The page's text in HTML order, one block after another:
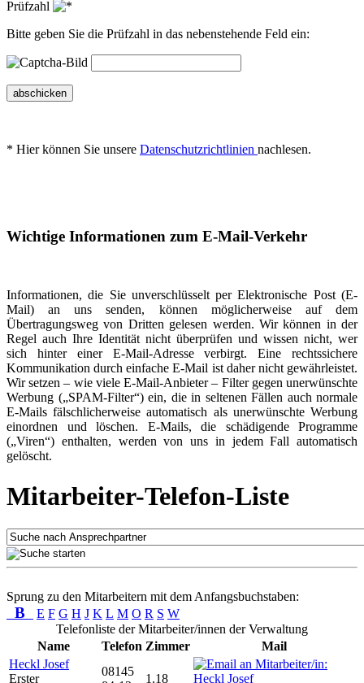
Prüfzahl
Bitte geben Sie die Prüfzahl in das nebenstehende Feld ein:
abschicken
* Hier können Sie unsere Datenschutzrichtlinien nachlesen.
Wichtige Informationen zum E-Mail-Verkehr
Informationen, die Sie unverschlüsselt per Elektronische Post (E-
Mail) an uns senden, können möglicherweise auf dem
Übertragungsweg von Dritten gelesen werden. Wir können in der
Regel auch Ihre Identität nicht überprüfen und wissen nicht, wer
sich hinter einer E-Mail-Adresse verbirgt. Eine rechtssichere
Kommunikation durch einfache E-Mail ist daher nicht gewährleistet.
Wir setzen – wie viele E-Mail-Anbieter – Filter gegen unerwünschte
Werbung („SPAM-Filter“) ein, die in seltenen Fällen auch normale
E-Mails fälschlicherweise automatisch als unerwünschte Werbung
einordnen und löschen. E-Mails, die schädigende Programme
(„Viren“) enthalten, werden von uns in jedem Fall automatisch
gelöscht.
Mitarbeiter-Telefon-Liste
Sprung zu den Mitarbeitern mit dem Anfangsbuchstaben:
B E F G H J K L M O R S W
Telefonliste der Mitarbeiter/innen der Verwaltung
Name
Telefon Zimmer
Mail
Heckl Josef
Erster
08145
1.18